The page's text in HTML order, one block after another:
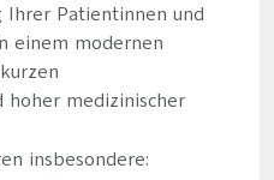
Ihrer Patientinnen und
einem modernen
hoher medizinischer
insbesondere: